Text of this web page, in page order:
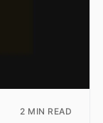
2 MIN READ